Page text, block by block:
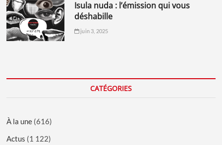
isula nuda : l’émission qui vous
déshabille
juin 3, 2025
CATÉGORIES
À la une (616)
Actus (1 122)